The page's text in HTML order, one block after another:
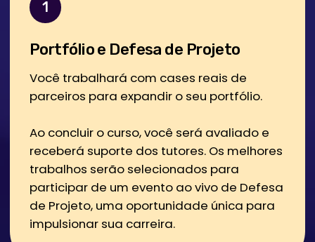
Este curso irá te apresentar as ferramentas
necessárias para começar sua carreira como
atividades e conhecimento prático. Você estuda
quando e onde quiser, com acesso ao material
do curso por tempo ilimitado.
Curso atualizado
em 2024